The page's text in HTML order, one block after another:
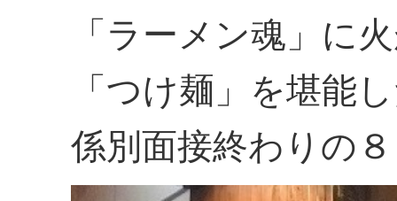
「ラーメン魂」に
「つけ麺」を堪能
係別面接終わりの